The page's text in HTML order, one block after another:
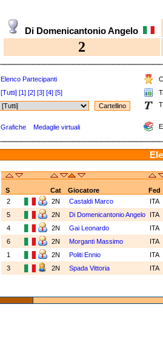
Di Domenicantonio Angelo
2
Elenco Partecipanti
[Tutti] [1] [2] [3] [4] [5]
Grafiche Medaglie virtuali
S Cat Giocatore
Fed
2
2N Castaldi Marco
ITA
5
2N Di Domenicantonio Angelo
ITA
4
2N Gai Leonardo
ITA
6
2N Morganti Massimo
ITA
1
2N Politi Ennio
ITA
3
2N Spada Vittoria ITA